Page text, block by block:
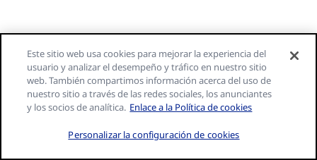
Este sitio web usa cookies para mejorar la experiencia del
usuario y analizar el desempeño y tráfico en nuestro sitio
web. También compartimos información acerca del uso de
nuestro sitio a través de las redes sociales, los anunciantes
y los socios de analítica. Enlace a la Política de cookies
Personalizar la configuración de cookies